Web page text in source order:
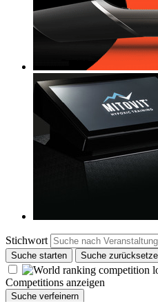
Stichwort
Suche starten Suche
Competitions anzeigen
Suche verfeinern